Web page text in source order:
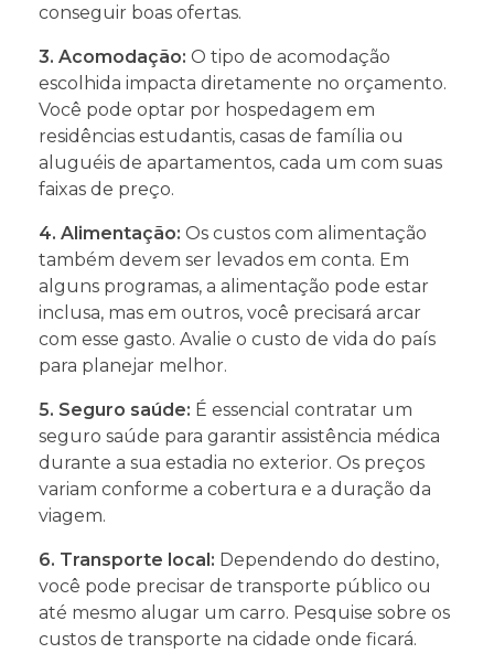
conseguir boas ofertas.
3. Acomodação: O tipo de acomodação
escolhida impacta diretamente no orçamento.
Você pode optar por hospedagem em
residências estudantis, casas de família ou
aluguéis de apartamentos, cada um com suas
faixas de preço.
4. Alimentação: Os custos com alimentação
também devem ser levados em conta. Em
alguns programas, a alimentação pode estar
inclusa, mas em outros, você precisará arcar
com esse gasto. Avalie o custo de vida do país
para planejar melhor.
5. Seguro saúde: É essencial contratar um
seguro saúde para garantir assistência médica
durante a sua estadia no exterior. Os preços
variam conforme a cobertura e a duração da
viagem.
6. Transporte local: Dependendo do destino,
você pode precisar de transporte público ou
até mesmo alugar um carro. Pesquise sobre os
custos de transporte na cidade onde ficará.